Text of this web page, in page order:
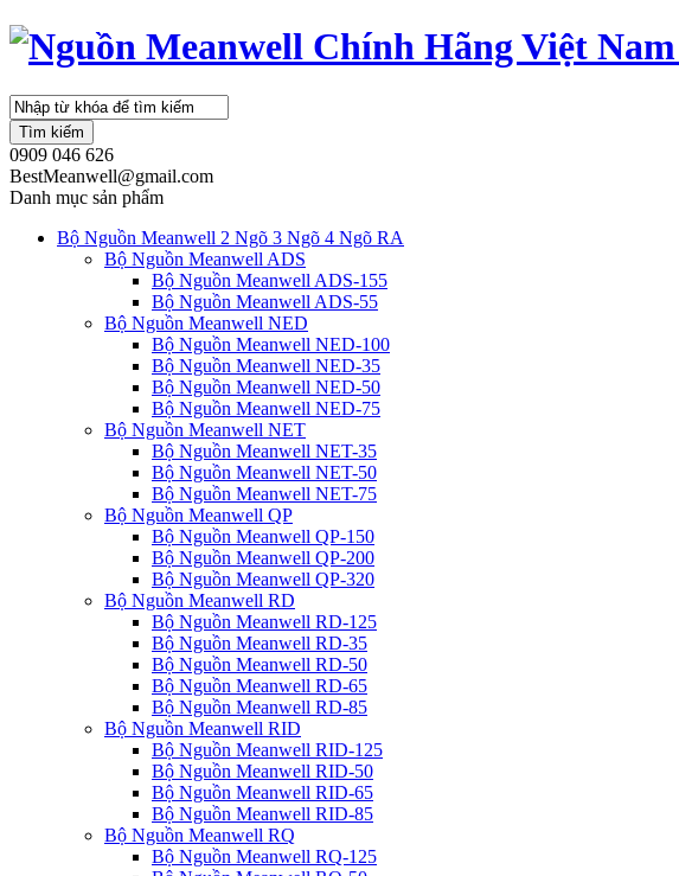
Tìm kiếm
0909 046 626
BestMeanwell@gmail.com
Danh mục sản phẩm
Bộ Nguồn Meanwell 2 Ngõ 3 Ngõ 4 Ngõ RA
Bộ Nguồn Meanwell ADS
Bộ Nguồn Meanwell ADS-155
Bộ Nguồn Meanwell ADS-55
Bộ Nguồn Meanwell NED
Bộ Nguồn Meanwell NED-100
Bộ Nguồn Meanwell NED-35
Bộ Nguồn Meanwell NED-50
Bộ Nguồn Meanwell NED-75
Bộ Nguồn Meanwell NET
Bộ Nguồn Meanwell NET-35
Bộ Nguồn Meanwell NET-50
Bộ Nguồn Meanwell NET-75
Bộ Nguồn Meanwell QP
Bộ Nguồn Meanwell QP-150
Bộ Nguồn Meanwell QP-200
Bộ Nguồn Meanwell QP-320
Bộ Nguồn Meanwell RD
Bộ Nguồn Meanwell RD-125
Bộ Nguồn Meanwell RD-35
Bộ Nguồn Meanwell RD-50
Bộ Nguồn Meanwell RD-65
Bộ Nguồn Meanwell RD-85
Bộ Nguồn Meanwell RID
Bộ Nguồn Meanwell RID-125
Bộ Nguồn Meanwell RID-50
Bộ Nguồn Meanwell RID-65
Bộ Nguồn Meanwell RID-85
Bộ Nguồn Meanwell RQ
Bộ Nguồn Meanwell RQ-125